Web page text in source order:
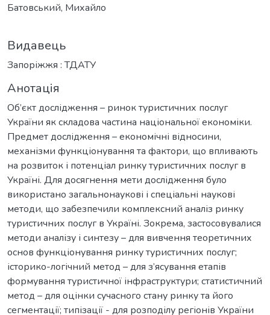
Батовський, Михайло
Видавець
Запоріжжя : ТДАТУ
Анотація
Об’єкт дослідження – ринок туристичних послуг
України як складова частина національної економіки.
Предмет дослідження – економічні відносини,
механізми функціонування та фактори, що впливають
на розвиток і потенціал ринку туристичних послуг в
Україні. Для досягнення мети дослідження було
використано загальнонаукові і спеціальні наукові
методи, що забезпечили комплексний аналіз ринку
туристичних послуг в Україні. Зокрема, застосовувалися
методи аналізу і синтезу – для вивчення теоретичних
основ функціонування ринку туристичних послуг;
історико-логічний метод – для з’ясування етапів
формування туристичної інфраструктури; статистичний
метод – для оцінки сучасного стану ринку та його
сегментації; типізації - для розподілу регіонів України